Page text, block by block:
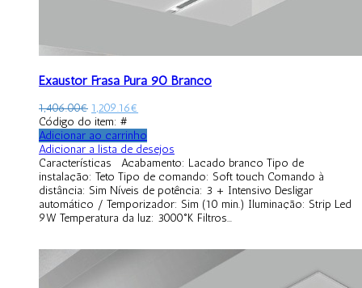
Exaustor Frasa Pura 90 Branco
1,406.00€ 1,209.16€
Código do item: #
Adicionar ao carrinho
Adicionar a lista de desejos
Características Acabamento: Lacado branco Tipo de
instalação: Teto Tipo de comando: Soft touch Comando à
distância: Sim Níveis de potência: 3 + Intensivo Desligar
automático / Temporizador: Sim (10 min.) Iluminação: Strip Led
9W Temperatura da luz: 3000°K Filtros...